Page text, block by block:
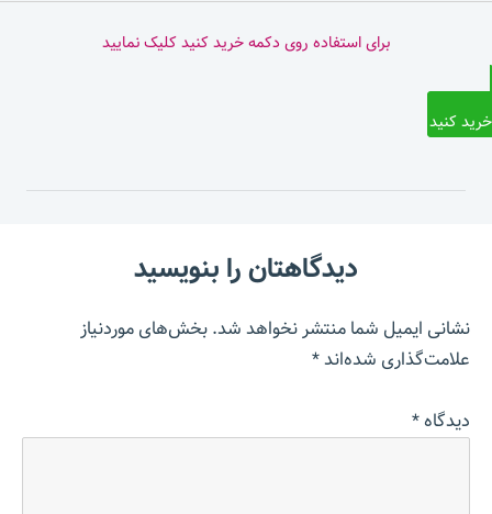
برای استفاده روی دکمه خرید کنید کلیک نمایید
خرید کنید
دیدگاهتان را بنویسید
نشانی ایمیل شما منتشر نخواهد شد.بخش‌های موردنیاز
علامت‌گذاری شده‌اند*
دیدگاه*